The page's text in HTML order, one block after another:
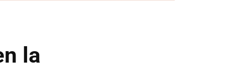
la